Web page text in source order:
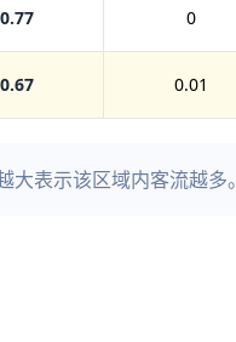
0.77 0
0.67 0.01
表示该区域内客流越多。